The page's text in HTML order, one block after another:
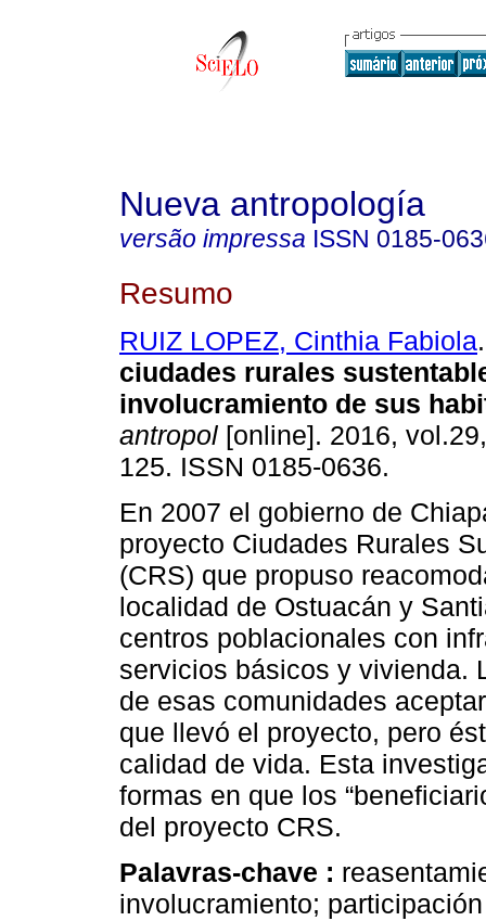
Nueva antropología
versão impressa ISSN 0185-
Resumo
RUIZ LOPEZ, Cinthia Fabiola.
ciudades rurales
involucramiento de sus
antropol [online]. 2016,
125. ISSN 0185-0636.
En 2007 el gobierno de
proyecto Ciudades Rurales
(CRS) que propuso
localidad de Ostuacán y
centros poblacionales con
servicios básicos y vivienda.
de esas comunidades
que llevó el proyecto, pero
calidad de vida. Esta
formas en que los
del proyecto CRS.
Palavras-chave :
involucramiento;